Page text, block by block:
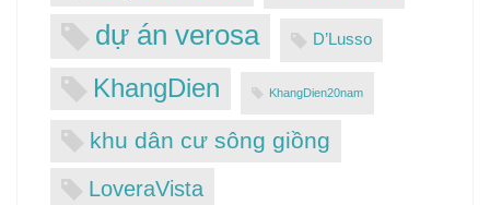
dự án verosa D’Lusso
KhangDien KhangDien20nam
khu dân cư sông giồng
LoveraVista